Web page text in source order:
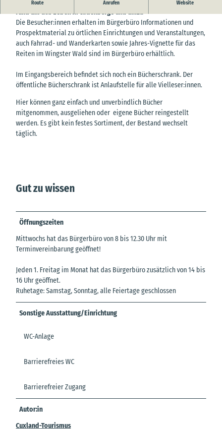
Route Anrufen Website
Das Bürgerbüro in Cadenberge ist Anlaufstelle für alle Fragen
rund um das Leben in Cadenberge und umzu
Die Besucher:innen erhalten im Bürgerbüro Informationen und
Prospektmaterial zu örtlichen Einrichtungen und Veranstaltungen,
auch Fahrrad- und Wanderkarten sowie Jahres-Vignette für das
Reiten im Wingster Wald sind im Bürgerbüro erhältlich.
Im Eingangsbereich befindet sich noch ein Bücherschrank. Der
öffentliche Bücherschrank ist Anlaufstelle für alle Vielleser:innen.
Hier können ganz einfach und unverbindlich Bücher
mitgenommen, ausgeliehen oder eigene Bücher reingestellt
werden. Es gibt kein festes Sortiment, der Bestand wechselt
täglich.
Gut zu wissen
Öffnungszeiten
Mittwochs hat das Bürgerbüro von 8 bis 12.30 Uhr mit
Terminvereinbarung geöffnet!
Jeden 1. Freitag im Monat hat das Bürgerbüro zusätzlich von 14 bis
16 Uhr geöffnet.
Ruhetage: Samstag, Sonntag, alle Feiertage geschlossen
Sonstige Ausstattung/Einrichtung
WC-Anlage
Barrierefreies WC
Barrierefreier Zugang
Autor:in
Cuxland-Tourismus